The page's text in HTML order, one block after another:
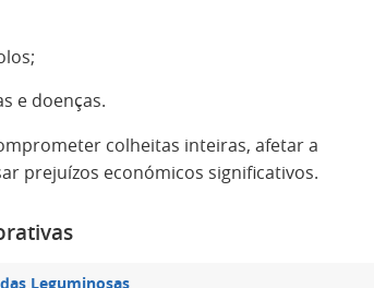
e doenças.
colheitas inteiras, afetar a
prejuízos económicos significativos.
Leguminosas